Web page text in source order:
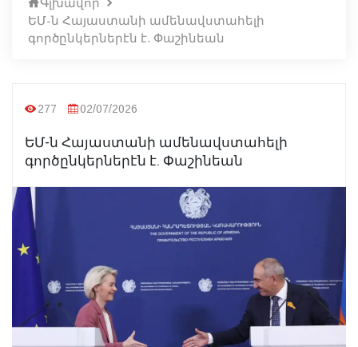
ԵՄ-ն Հայաստանի ամենավստահելի
գործընկերներէն է. Փաշինեան
277 02/07/2026
ԵՄ-ն Հայաստանի ամենավստահելի
գործընկերներէն է. Փաշինեան